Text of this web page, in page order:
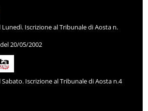
Iscrizione al Tribunale di Aosta n.
20/05/2002
Iscrizione al Tribunale di Aosta n.4